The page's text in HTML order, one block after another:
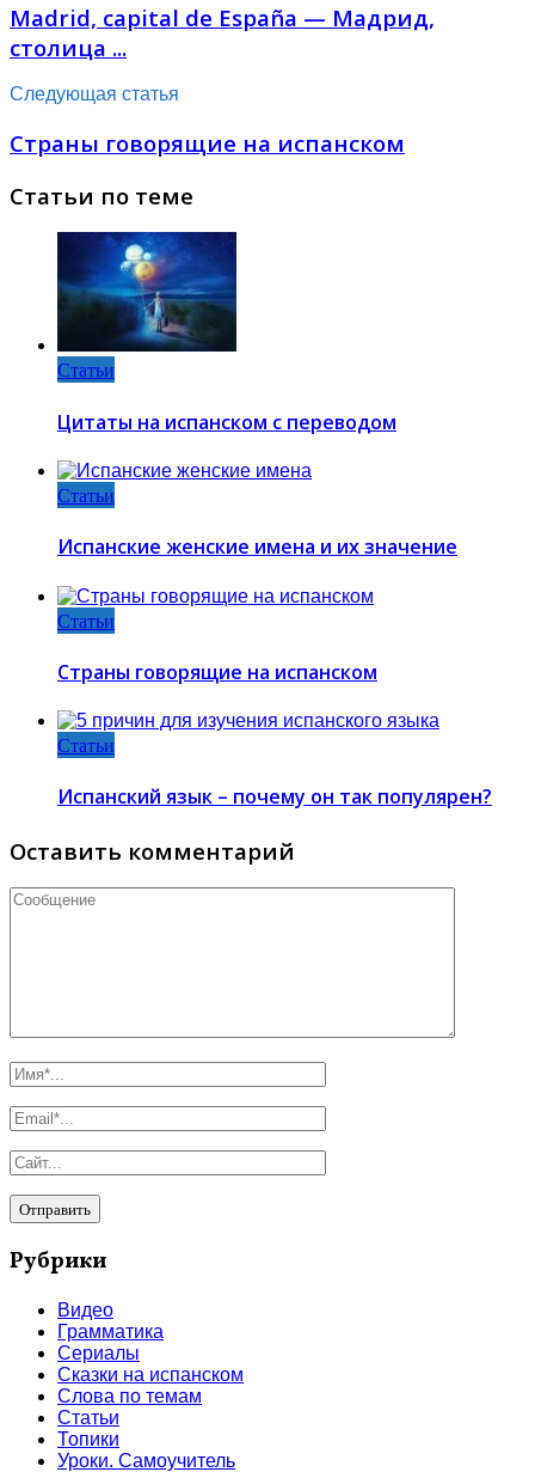
Madrid, capital de España — Мадрид,
столица ...
Следующая статья
Страны говорящие на испанском
Статьи по теме
Статьи
Цитаты на испанском с переводом
Статьи
Испанские женские имена и их значение
Статьи
Страны говорящие на испанском
Статьи
Испанский язык – почему он так популярен?
Оставить комментарий
Рубрики
Видео
Грамматика
Сериалы
Сказки на испанском
Слова по темам
Статьи
Топики
Уроки. Самоучитель